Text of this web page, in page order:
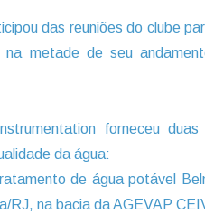
das reuniões do clube
na metade de seu
forneceu duas
da água:
de água potável
RJ, na bacia da AGEVAP